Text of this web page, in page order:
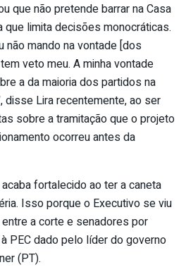
que não pretende barrar na Casa
limita decisões monocráticas.
não mando na vontade [dos
veto meu. A minha vontade
a da maioria dos partidos na
disse Lira recentemente, ao ser
sobre a tramitação que o projeto
ocorreu antes da
fortalecido ao ter a caneta
Isso porque o Executivo se viu
a corte e senadores por
PEC dado pelo líder do governo
(PT).